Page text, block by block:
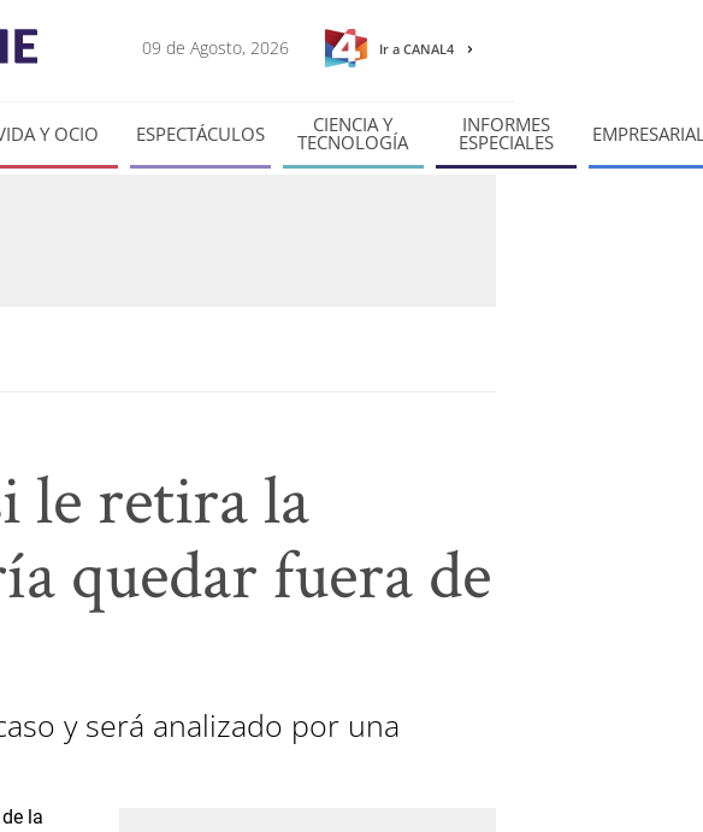
09 de Agosto, 2026 Ir a CANAL4
Y OCIO ESPECTÁCULOS CIENCIA Y
TECNOLOGÍA
INFORMES
ESPECIALES
le retira la
quedar fuera de
y será analizado por una